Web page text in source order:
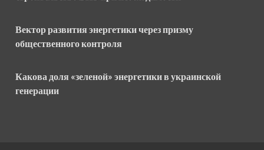
Вектор развития энергетики через призму
общественного контроля
Какова доля «зеленой» энергетики в украинской
генерации